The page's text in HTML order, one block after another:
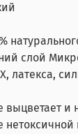
слой
латекса,
выцветает и
нетоксичной